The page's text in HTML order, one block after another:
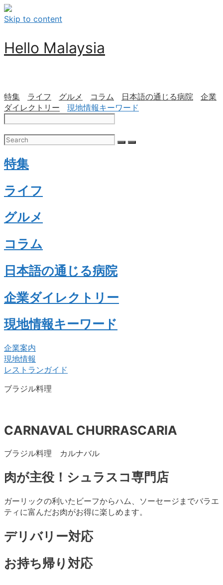
Skip to content
Hello Malaysia
特集 ライフ グルメ コラム 日本語の通じる病院
企業
ダイレクトリー
現地情報キーワード
特集
ライフ
グルメ
コラム
日本語の通じる病院
企業ダイレクトリー
現地情報キーワード
企業案内
現地情報
レストランガイド
ブラジル料理
CARNAVAL CHURRASCARIA
ブラジル料理 カルナバル
肉が主役！シュラスコ専門店
ガーリックの利いたビーフからハム、ソーセージまでバラエ
ティに富んだお肉がお得に楽しめます。
デリバリー対応
お持ち帰り対応